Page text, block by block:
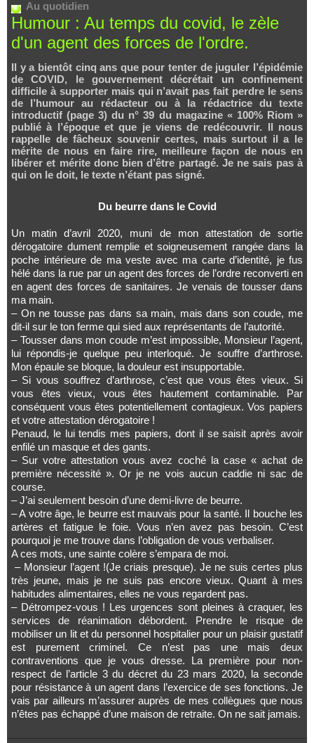
Au quotidien
Humour : Au temps du covid, le zèle
d'un agent des forces de l'ordre.
Il y a bientôt cinq ans que pour tenter de juguler l’épidémie
de COVID, le gouvernement décrétait un confinement
difficile à supporter mais qui n’avait pas fait perdre le sens
de l’humour au rédacteur ou à la rédactrice du texte
introductif (page 3) du n° 39 du magazine « 100% Riom »
publié à l’époque et que je viens de redécouvrir. Il nous
rappelle de fâcheux souvenir certes, mais surtout il a le
mérite de nous en faire rire, meilleure façon de nous en
libérer et mérite donc bien d’être partagé. Je ne sais pas à
qui on le doit, le texte n’étant pas signé.
Du beurre dans le Covid
Un matin d’avril 2020, muni de mon attestation de sortie
dérogatoire dument remplie et soigneusement rangée dans la
poche intérieure de ma veste avec ma carte d’identité, je fus
hélé dans la rue par un agent des forces de l’ordre reconverti en
en agent des forces de sanitaires. Je venais de tousser dans
ma main.
– On ne tousse pas dans sa main, mais dans son coude, me
dit-il sur le ton ferme qui sied aux représentants de l’autorité.
– Tousser dans mon coude m’est impossible, Monsieur l’agent,
lui répondis-je quelque peu interloqué. Je souffre d’arthrose.
Mon épaule se bloque, la douleur est insupportable.
– Si vous souffrez d’arthrose, c’est que vous êtes vieux. Si
vous êtes vieux, vous êtes hautement contaminable. Par
conséquent vous êtes potentiellement contagieux. Vos papiers
et votre attestation dérogatoire !
Penaud, le lui tendis mes papiers, dont il se saisit après avoir
enfilé un masque et des gants.
– Sur votre attestation vous avez coché la case « achat de
première nécessité ». Or je ne vois aucun caddie ni sac de
course.
– J’ai seulement besoin d’une demi-livre de beurre.
– A votre âge, le beurre est mauvais pour la santé. Il bouche les
artères et fatigue le foie. Vous n’en avez pas besoin. C’est
pourquoi je me trouve dans l’obligation de vous verbaliser.
A ces mots, une sainte colère s’empara de moi.
– Monsieur l’agent !(Je criais presque). Je ne suis certes plus
très jeune, mais je ne suis pas encore vieux. Quant à mes
habitudes alimentaires, elles ne vous regardent pas.
– Détrompez-vous ! Les urgences sont pleines à craquer, les
services de réanimation débordent. Prendre le risque de
mobiliser un lit et du personnel hospitalier pour un plaisir gustatif
est purement criminel. Ce n’est pas une mais deux
contraventions que je vous dresse. La première pour non-
respect de l’article 3 du décret du 23 mars 2020, la seconde
pour résistance à un agent dans l’exercice de ses fonctions. Je
vais par ailleurs m’assurer auprès de mes collègues que nous
n’êtes pas échappé d’une maison de retraite. On ne sait jamais.